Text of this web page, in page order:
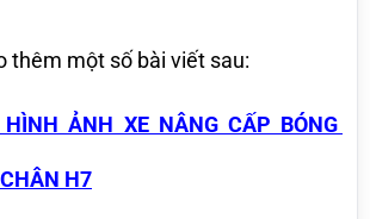
thêm một số bài viết sau:
ẢNH XE NÂNG CẤP BÓNG
H7